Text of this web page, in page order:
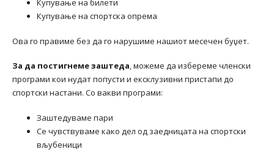
Купување на билети
Купување на спортска опрема
Ова го правиме без да го нарушиме нашиот месечен буџет.
За да постигнеме заштеда, можеме да избереме членски
програми кои нудат попусти и ексклузивни пристапи до
спортски настани. Со вакви програми:
Заштедуваме пари
Се чувствуваме како дел од заедницата на спортски
вљубеници